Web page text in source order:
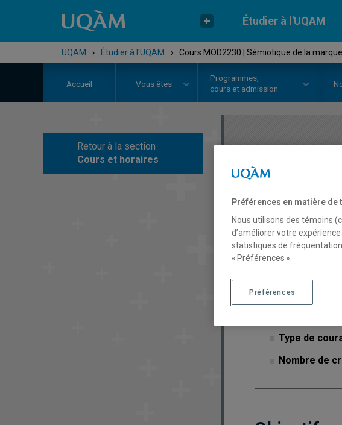
Étudier à l'UQAM
UQAM › Étudier à l'UQAM › Cours MOD2230 | Sémiotique de la
Accueil Vous êtes
Programmes,
cours et admission
Retour à la section
Cours et horaires
Description
Type de
Nombre de
Préférences en matière de
Nous utilisons des témoins
d’améliorer votre
statistiques de
« Préférences ».
Préférences